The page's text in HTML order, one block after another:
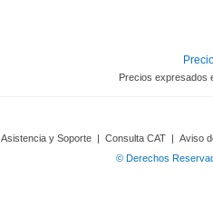
Precios expresados
Asistencia y Soporte | Consulta CAT | Aviso
© Derechos